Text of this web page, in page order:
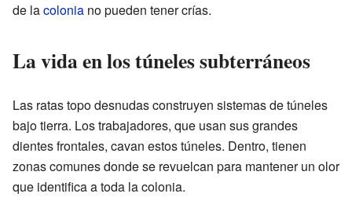
de lacolonia no pueden tener crías.
La vida en los túneles subterráneos
Las ratas topo desnudas construyen sistemas de túneles
bajo tierra. Los trabajadores, que usan sus grandes
dientes frontales, cavan estos túneles. Dentro, tienen
zonas comunes donde se revuelcan para mantener un olor
que identifica a toda la colonia.